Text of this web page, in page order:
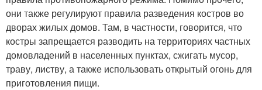
они также регулируют правила разведения костров во
дворах жилых домов. Там, в частности, говорится, что
костры запрещается разводить на территориях частных
домовладений в населенных пунктах, сжигать мусор,
траву, листву, а также использовать открытый огонь для
приготовления пищи.